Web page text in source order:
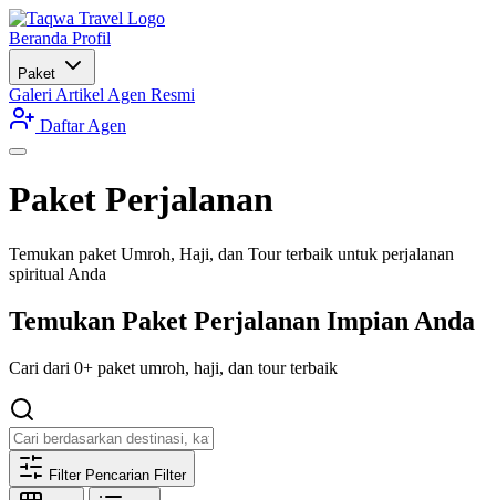
Beranda Profil
Paket
Galeri Artikel Agen Resmi
Daftar Agen
Paket Perjalanan
Temukan paket Umroh, Haji, dan Tour terbaik untuk perjalanan
spiritual Anda
Temukan Paket Perjalanan Impian Anda
Cari dari 0+ paket umroh, haji, dan tour terbaik
Filter Pencarian Filter